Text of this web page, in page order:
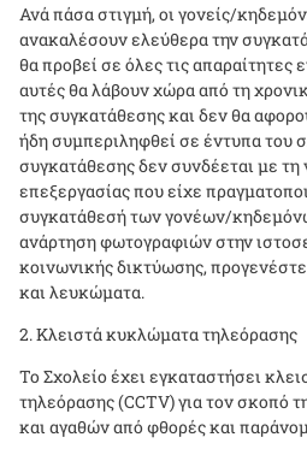
Ανά πάσα στιγμή, οι γονείς/
ανακαλέσουν ελεύθερα την
θα προβεί σε όλες τις απαραίτητες
αυτές θα λάβουν χώρα από τη
της συγκατάθεσης και δεν θα
ήδη συμπεριληφθεί σε έντυπα του
συγκατάθεσης δεν συνδέεται με τη
επεξεργασίας που είχε
συγκατάθεσή των γονέων/
ανάρτηση φωτογραφιών στην
κοινωνικής δικτύωσης,
και λευκώματα.
Κλειστά κυκλώματα τηλεόρασης
Το Σχολείο έχει εγκαταστήσει
τηλεόρασης (CCTV) για τον σκοπό
και αγαθών από φθορές και